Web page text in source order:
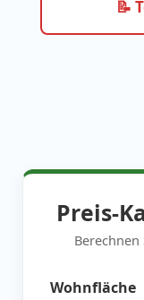
📝
Preis-
Wohnfläche